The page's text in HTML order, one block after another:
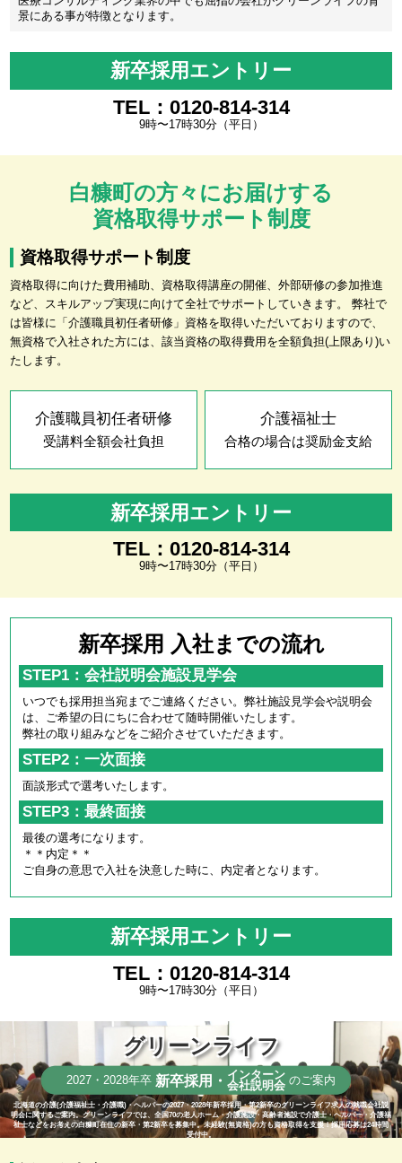
景にある事が特徴となります。
新卒採用エントリー
TEL：0120-814-314
9時〜17時30分（平日）
白糠町の方々にお届けする
資格取得サポート制度
資格取得サポート制度
資格取得に向けた費用補助、資格取得講座の開催、外部研修の参加推進
など、スキルアップ実現に向けて全社でサポートしていきます。 弊社で
は皆様に「介護職員初任者研修」資格を取得いただいておりますので、
無資格で入社された方には、該当資格の取得費用を全額負担(上限あり)い
たします。
介護職員初任者研修
受講料全額会社負担
介護福祉士
合格の場合は奨励金支給
新卒採用エントリー
TEL：0120-814-314
9時〜17時30分（平日）
新卒採用 入社までの流れ
STEP1：会社説明会施設見学会
いつでも採用担当宛までご連絡ください。弊社施設見学会や説明会
は、ご希望の日にちに合わせて随時開催いたします。
弊社の取り組みなどをご紹介させていただきます。
STEP2：一次面接
面談形式で選考いたします。
STEP3：最終面接
最後の選考になります。
＊＊内定＊＊
ご自身の意思で入社を決意した時に、内定者となります。
新卒採用エントリー
TEL：0120-814-314
9時〜17時30分（平日）
グリーンライフ
2027・2028年卒 新卒採用・ インターン
会社説明会 のご案内
北海道の介護(介護福祉士・介護職)・ヘルパーの2027・2028年新卒採用・第2新卒のグリーンライフ求人の就職会社説
明会に関するご案内。グリーンライフでは、全国70の老人ホーム・介護施設・高齢者施設で介護士・ヘルパー・介護福
祉士などをお考えの白糠町在住の新卒・第2新卒を募集中。未経験(無資格)の方も資格取得を支援！採用応募は24時間
受付中。